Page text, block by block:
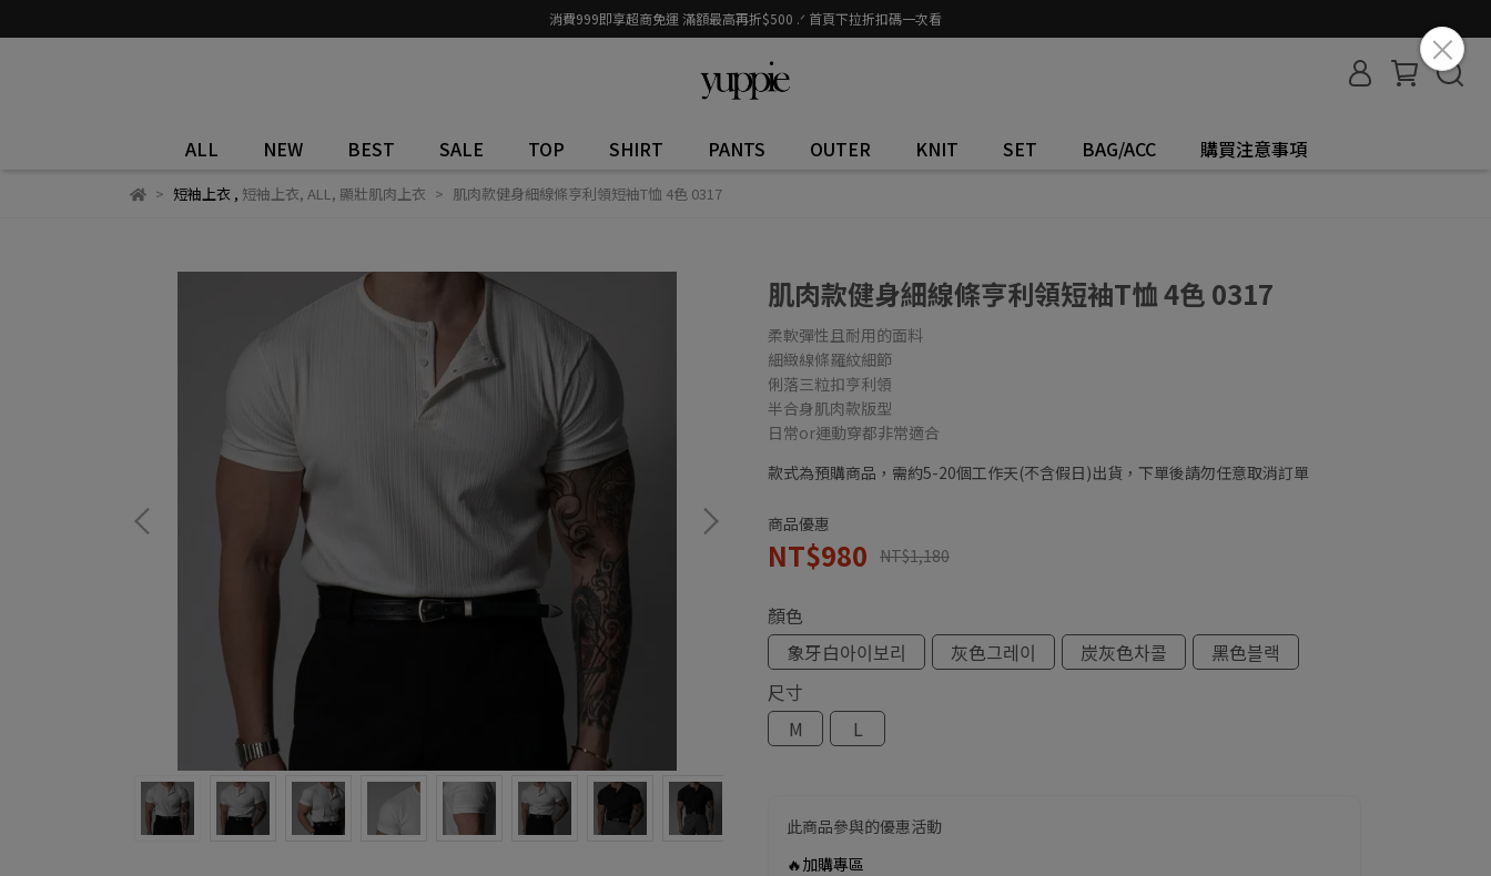
消費999即享超商免運 滿額最高再折$500 .ᐟ 首頁下拉折扣碼一次看
ALL NEW BEST SALE TOP SHIRT PANTS OUTER KNIT SET BAG/ACC 購買注意事項
短袖上衣, 短袖上衣, ALL, 顯壯肌肉上衣 肌肉款健身細線條亨利領短袖T恤 4色 0317
肌肉款健身細線條亨利領短袖T恤 4色 0317
柔軟彈性且耐用的面料
細緻線條羅紋細節
俐落三粒扣亨利領
半合身肌肉款版型
日常or運動穿都非常適合
款式為預購商品，需約5-20個工作天(不含假日)出貨，下單後請勿任意取消訂單
商品優惠
NT$980 NT$1,180
顏色
象牙白아이보리
灰色그레이 炭灰色차콜
黑色블랙
尺寸
M
L
此商品參與的優惠活動
🔥加購專區